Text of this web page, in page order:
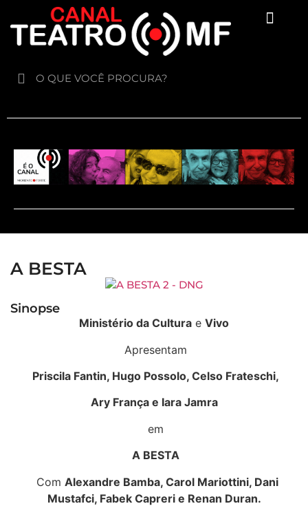
A BESTA
Sinopse
Ministério da Cultura e Vivo
Apresentam
Priscila Fantin, Hugo Possolo, Celso Frateschi,
Ary França e Iara Jamra
em
A BESTA
Com Alexandre Bamba, Carol Mariottini, Dani
Mustafci, Fabek Capreri e Renan Duran.